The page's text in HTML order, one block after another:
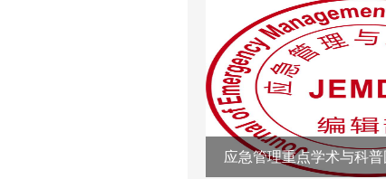
应急管理重点学术与科